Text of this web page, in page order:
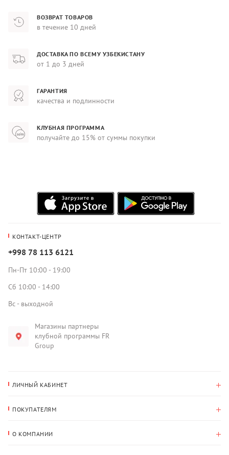
ВОЗВРАТ ТОВАРОВ
в течение 10 дней
ДОСТАВКА ПО ВСЕМУ УЗБЕКИСТАНУ
от 1 до 3 дней
ГАРАНТИЯ
качества и подлинности
КЛУБНАЯ ПРОГРАММА
получайте до 15% от суммы покупки
КОНТАКТ-ЦЕНТР
+998 78 113 6121
Пн-Пт 10:00 - 19:00
Сб 10:00 - 14:00
Вс - выходной
Магазины партнеры
клубной программы FR
Group
ЛИЧНЫЙ КАБИНЕТ
Адрес для доставки
ПОКУПАТЕЛЯМ
О КОМПАНИИ